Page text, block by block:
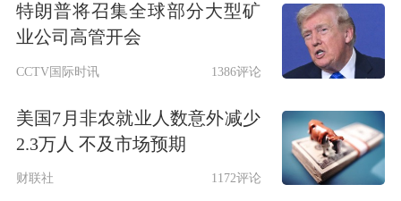
特朗普将召集全球部分大型矿
业公司高管开会
CCTV国际时讯 1386评论
美国7月非农就业人数意外减少
2.3万人 不及市场预期
财联社 1172评论